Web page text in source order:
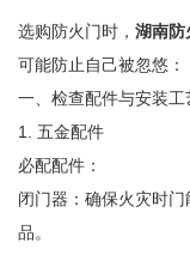
选购防火门时， 湖南防
可能防止自己被忽悠：
一、检查配件与安装工
1. 五金配件
必配配件：
闭门器：确保火灾时
品。